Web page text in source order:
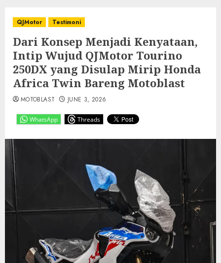
QJMotor Testimoni
Dari Konsep Menjadi Kenyataan,
Intip Wujud QJMotor Tourino
250DX yang Disulap Mirip Honda
Africa Twin Bareng Motoblast
WhatsApp Threads
MOTOBLAST JUNE 3, 2026